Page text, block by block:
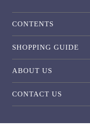
CONTENTS
SHOPPING GUIDE
ABOUT US
CONTACT US